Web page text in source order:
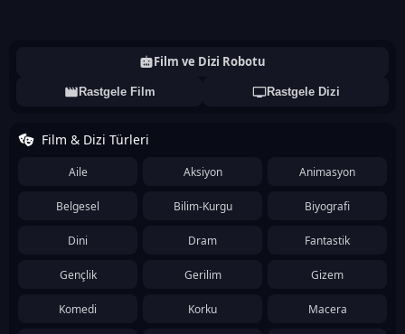
Film ve Dizi Robotu
Rastgele Film Rastgele Dizi
Film & Dizi Türleri
Aile Aksiyon Animasyon
Belgesel Bilim-Kurgu Biyografi
Dini Dram Fantastik
Gençlik Gerilim Gizem
Komedi Korku Macera